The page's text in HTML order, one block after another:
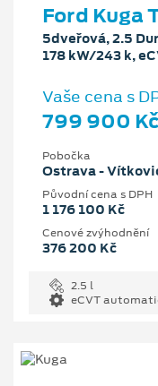
Ford Kuga
5dveřová, 2.5
178 kW/243 k,
Vaše cena s
799 900 Kč
Pobočka
Ostrava -
Původní cena s DPH
1 176 100 Kč
Cenové zvýhodnění
376 200 Kč
2.5 l
eCVT